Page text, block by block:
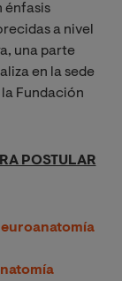
énfasis
a nivel
una parte
en la sede
Fundación
POSTULAR